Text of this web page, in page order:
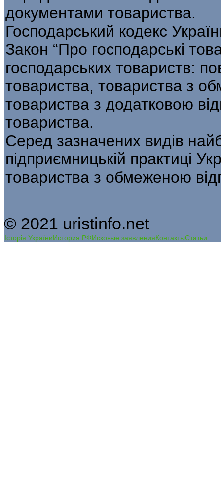
документами товариства.
Господарський кодекс
Закон “Про господарські
господарських товариств:
товариства, товариства з
товариства з додатковою
товариства.
Серед зазначених видів
підприємницькій практиці
товариства з обмеженою
© 2021 uristinfo.net
Історія УкраїниИстория РФИсковые заявленияКонтактыСтатьи